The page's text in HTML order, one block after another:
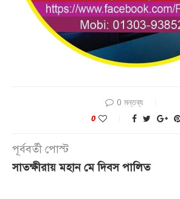
0 মন্তব্য
0
পূর্ববর্তী পোস্ট
সাতক্ষীরায় মহান মে দিবস পালিত